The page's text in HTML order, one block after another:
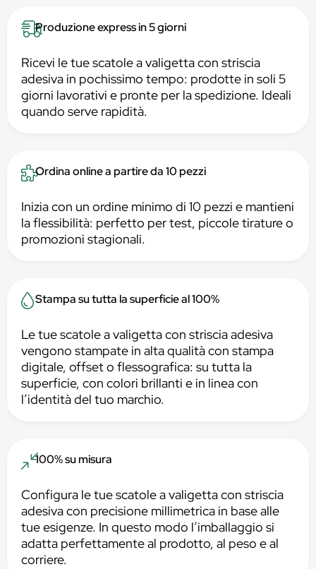
Produzione express in 5 giorni
Ricevi le tue scatole a valigetta con striscia
adesiva in pochissimo tempo: prodotte in soli 5
giorni lavorativi e pronte per la spedizione. Ideali
quando serve rapidità.
Ordina online a partire da 10 pezzi
Inizia con un ordine minimo di 10 pezzi e mantieni
la flessibilità: perfetto per test, piccole tirature o
promozioni stagionali.
Stampa su tutta la superficie al 100%
Le tue scatole a valigetta con striscia adesiva
vengono stampate in alta qualità con stampa
digitale, offset o flessografica: su tutta la
superficie, con colori brillanti e in linea con
l’identità del tuo marchio.
100% su misura
Configura le tue scatole a valigetta con striscia
adesiva con precisione millimetrica in base alle
tue esigenze. In questo modo l’imballaggio si
adatta perfettamente al prodotto, al peso e al
corriere.